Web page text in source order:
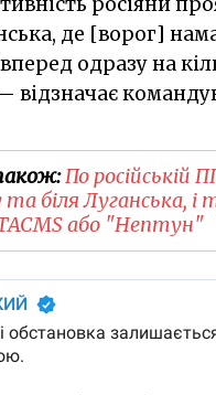
де [ворог]
одразу на
відзначає
По російській
біля Луганська, і
або "Нептун"